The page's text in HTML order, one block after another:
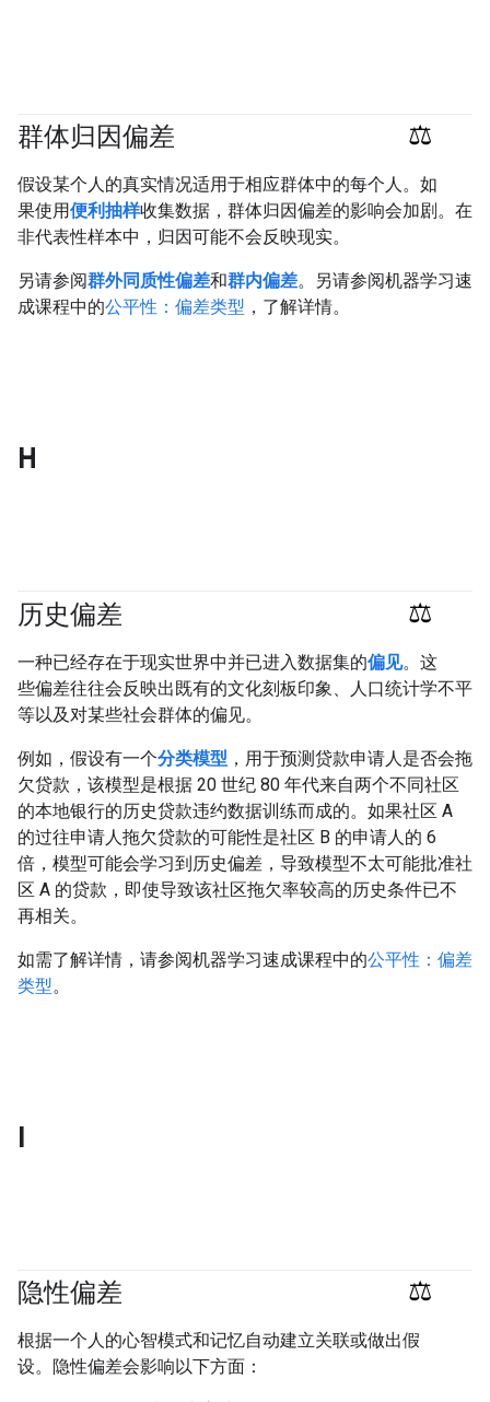
群体归因偏差
假设某个人的真实情况适用于相应群体中的每个人。如
果使用便利抽样收集数据，群体归因偏差的影响会加剧。在
非代表性样本中，归因可能不会反映现实。
另请参阅群外同质性偏差和群内偏差。另请参阅机器学习速
成课程中的公平性：偏差类型 ，了解详情。
H
历史偏差
一种已经存在于现实世界中并已进入数据集的偏见。这
些偏差往往会反映出既有的文化刻板印象、人口统计学不平
等以及对某些社会群体的偏见。
例如，假设有一个分类模型 ，用于预测贷款申请人是否会拖
欠贷款，该模型是根据 20 世纪 80 年代来自两个不同社区
的本地银行的历史贷款违约数据训练而成的。如果社区 A
的过往申请人拖欠贷款的可能性是社区 B 的申请人的 6
倍，模型可能会学习到历史偏差，导致模型不太可能批准社
区 A 的贷款，即使导致该社区拖欠率较高的历史条件已不
再相关。
如需了解详情，请参阅机器学习速成课程中的公平性：偏差
类型。
隐性偏差
根据一个人的心智模式和记忆自动建立关联或做出假
设。隐性偏差会影响以下方面：